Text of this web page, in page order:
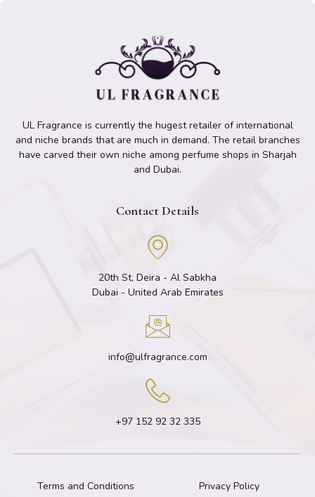
UL Fragrance is currently the hugest retailer of international
and niche brands that are much in demand. The retail branches
have carved their own niche among perfume shops in Sharjah
and Dubai.
Contact Details
20th St, Deira - Al Sabkha
Dubai - United Arab Emirates
info@ulfragrance.com
+97 152 92 32 335
Terms and Conditions Privacy Policy